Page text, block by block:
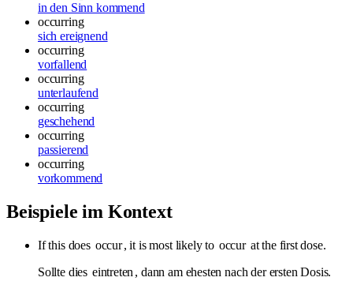
in den Sinn kommend
occurring
sich ereignend
occurring
vorfallend
occurring
unterlaufend
occurring
geschehend
occurring
passierend
occurring
vorkommend
Beispiele im Kontext
If this does occur, it is most likely to occur at the first dose.
Sollte dies eintreten , dann am ehesten nach der ersten Dosis.